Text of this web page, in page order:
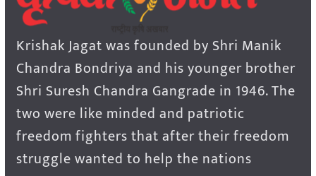
Krishak Jagat was founded by Shri Manik
Chandra Bondriya and his younger brother
Shri Suresh Chandra Gangrade in 1946. The
two were like minded and patriotic
freedom fighters that after their freedom
struggle wanted to help the nations